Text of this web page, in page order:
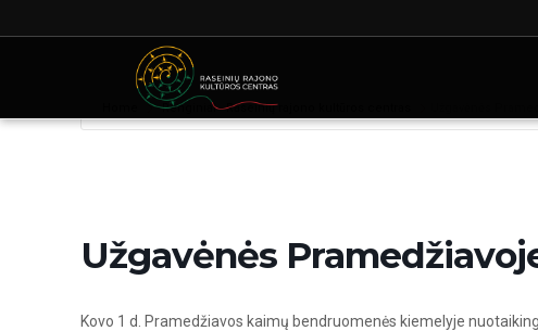
Renginiai - Raseinių rajono kultūros centras
Užgavėnės
Kovo 1 d. Pramedžiavos kaimų bendruomenės kiemelyje